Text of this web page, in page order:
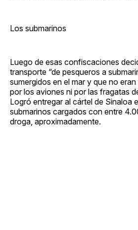
Los submarinos
Luego de esas confiscaciones
transporte “de pesqueros a
sumergidos en el mar y que no
por los aviones ni por las fragatas
Logró entregar al cártel de Sinaloa
submarinos cargados con entre
droga, aproximadamente.